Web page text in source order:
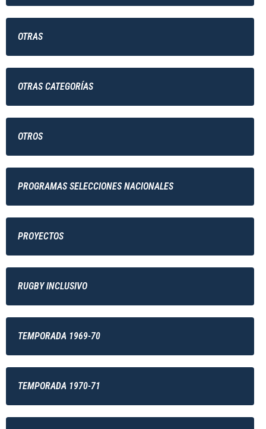
OTRAS
OTRAS CATEGORÍAS
OTROS
PROGRAMAS SELECCIONES NACIONALES
PROYECTOS
RUGBY INCLUSIVO
TEMPORADA 1969-70
TEMPORADA 1970-71